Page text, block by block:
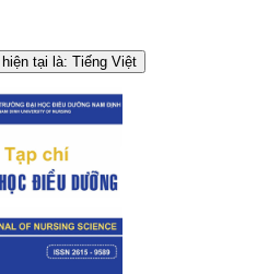
tại là: Tiếng Việt